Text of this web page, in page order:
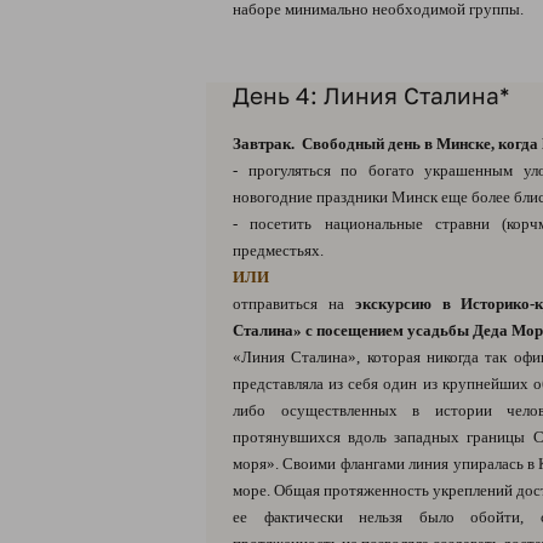
наборе минимально необходимой группы.
День 4: Линия Сталина*
Завтрак. Свободный день в Минске,
- прогуляться по богато украшенным
новогодние праздники Минск еще более
- посетить национальные стравни
предместьях.
ИЛИ
отправиться на экскурсию в Историко-
Сталина» с посещением усадьбы Деда
«Линия Сталина», которая никогда так
представляла из себя один из крупнейших
либо осуществленных в истории
протянувшихся вдоль западных границы
моря». Своими флангами линия упиралась в
море. Общая протяженность укреплений
ее фактически нельзя было обойти,